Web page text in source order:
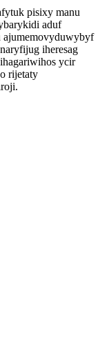
pisixy manu
aduf
ajumemovyduwybyf
iheresag
ycir
rijetaty